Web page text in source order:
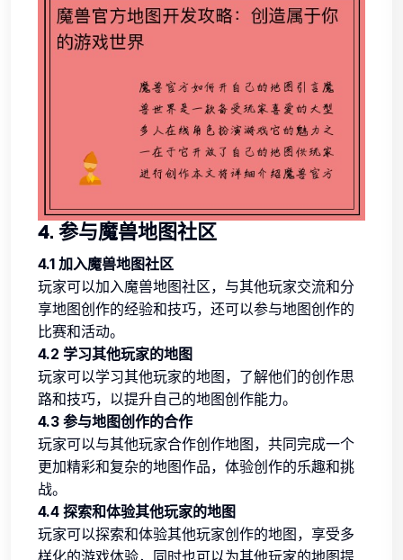
4. 参与魔兽地图社区
4.1 加入魔兽地图社区
玩家可以加入魔兽地图社区，与其他玩家交流和分
享地图创作的经验和技巧，还可以参与地图创作的
比赛和活动。
4.2 学习其他玩家的地图
玩家可以学习其他玩家的地图，了解他们的创作思
路和技巧，以提升自己的地图创作能力。
4.3 参与地图创作的合作
玩家可以与其他玩家合作创作地图，共同完成一个
更加精彩和复杂的地图作品，体验创作的乐趣和挑
战。
4.4 探索和体验其他玩家的地图
玩家可以探索和体验其他玩家创作的地图，享受多